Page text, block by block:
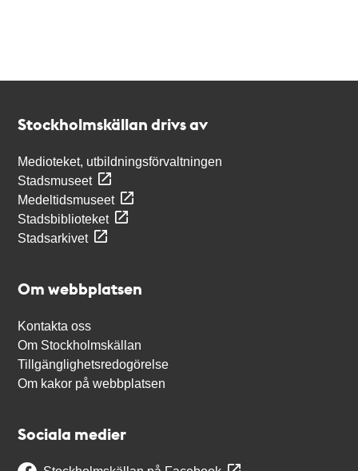
Stockholmskällan drivs av
Medioteket, utbildningsförvaltningen
Stadsmuseet
Medeltidsmuseet
Stadsbiblioteket
Stadsarkivet
Om webbplatsen
Kontakta oss
Om Stockholmskällan
Tillgänglighetsredogörelse
Om kakor på webbplatsen
Sociala medier